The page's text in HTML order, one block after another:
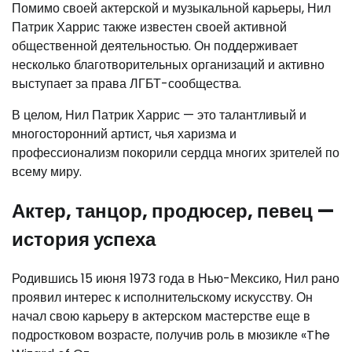
Помимо своей актерской и музыкальной карьеры, Нил
Патрик Харрис также известен своей активной
общественной деятельностью. Он поддерживает
несколько благотворительных организаций и активно
выступает за права ЛГБТ-сообщества.
В целом, Нил Патрик Харрис — это талантливый и
многосторонний артист, чья харизма и
профессионализм покорили сердца многих зрителей по
всему миру.
Актер, танцор, продюсер, певец —
история успеха
Родившись 15 июня 1973 года в Нью-Мексико, Нил рано
проявил интерес к исполнительскому искусству. Он
начал свою карьеру в актерском мастерстве еще в
подростковом возрасте, получив роль в мюзикле «The